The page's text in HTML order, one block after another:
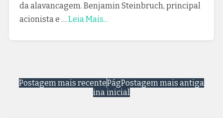
da alavancagem. Benjamin Steinbruch, principal
acionista e … Leia Mais...
Postagem mais recente Postagem mais antiga
Pág
ina inicial